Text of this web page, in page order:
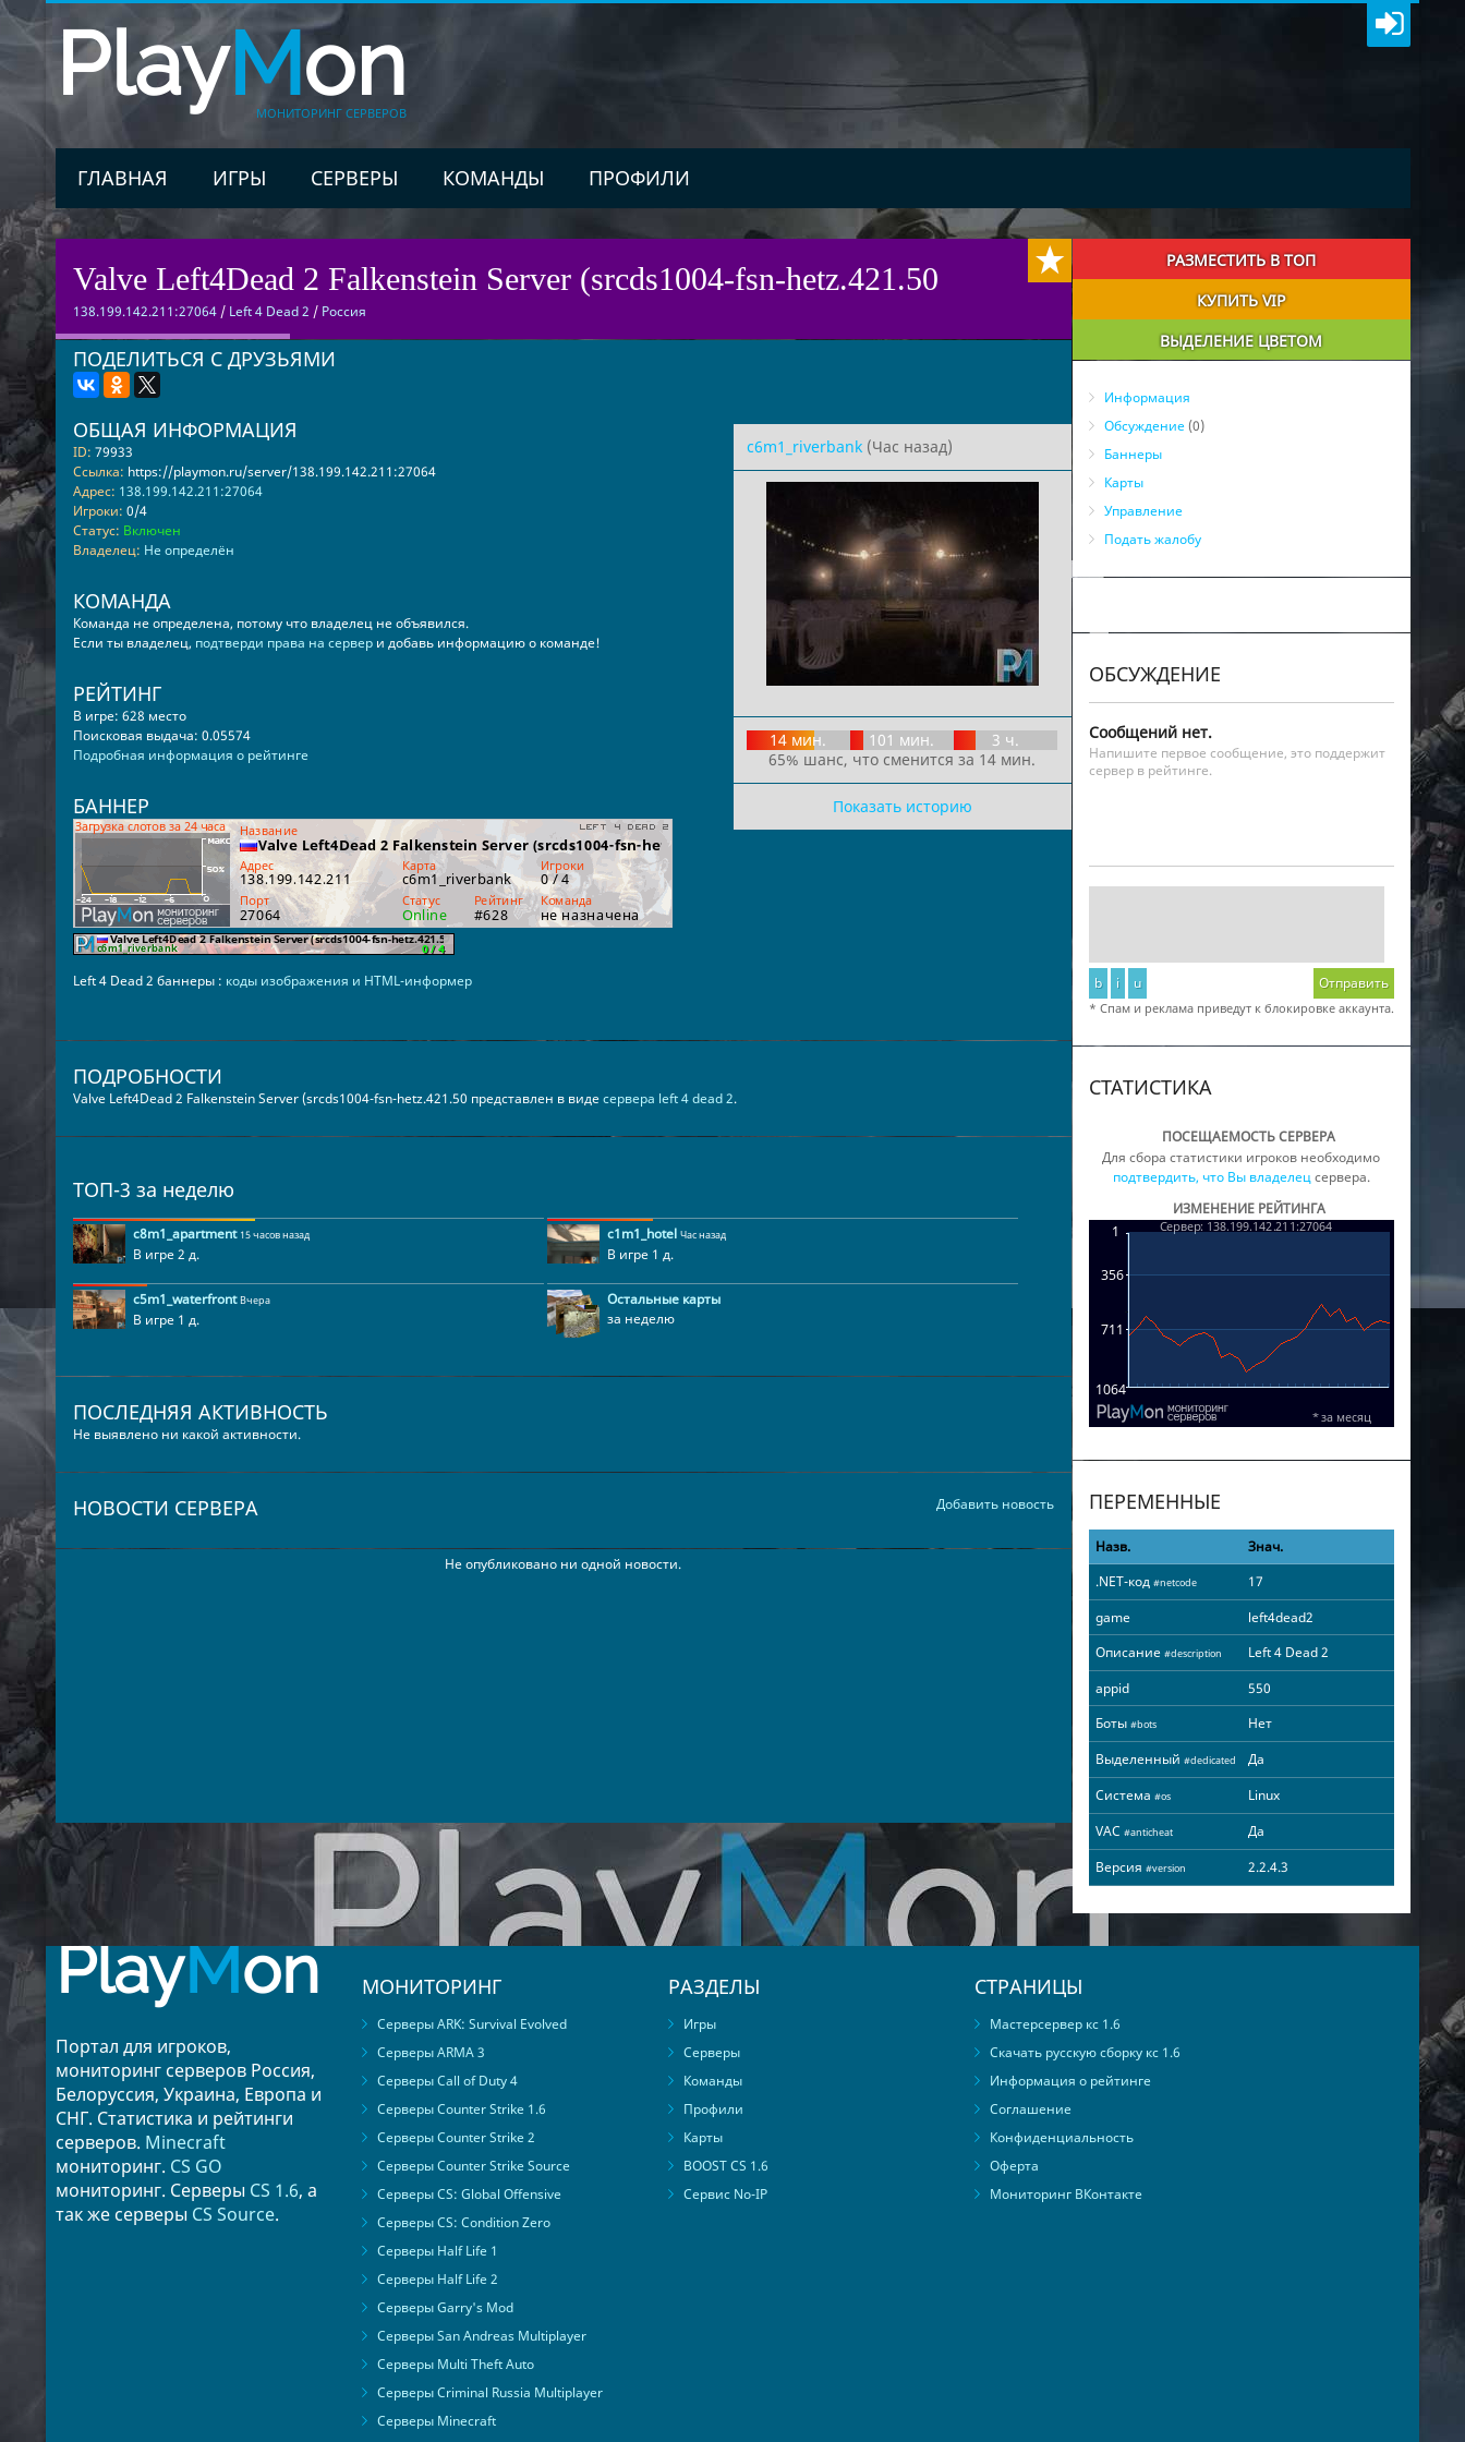
PlayMon
МОНИТОРИНГ СЕРВЕРОВ
ГЛАВНАЯ ИГРЫ СЕРВЕРЫ КОМАНДЫ ПРОФИЛИ
Valve Left4Dead 2 Falkenstein Server (srcds1004-fsn-hetz.421.50
138.199.142.211:27064/ Left 4 Dead 2 / Россия
ПОДЕЛИТЬСЯ С ДРУЗЬЯМИ
c6m1_riverbank(Час назад)
14 мин. 101 мин.
3 ч.
65% шанс, что сменится за 14 мин.
Показать историю
ОБЩАЯ ИНФОРМАЦИЯ
ID: 79933
Ссылка: https://playmon.ru/server/138.199.142.211:27064
Адрес: 138.199.142.211:27064
Игроки: 0/4
Статус: Включен
Владелец: Не определён
КОМАНДА
Команда не определена, потому что владелец не объявился.
Если ты владелец, подтверди права на сервери добавь информацию о команде!
РЕЙТИНГ
В игре: 628 место
Поисковая выдача: 0.05574
Подробная информация о рейтинге
БАННЕР
Left 4 Dead 2 баннеры : коды изображения и HTML-информер
ПОДРОБНОСТИ
Valve Left4Dead 2 Falkenstein Server (srcds1004-fsn-hetz.421.50 представлен в видесервера left 4 dead 2.
ТОП-3 за неделю
c8m1_apartment 15 часов назад
В игре 2 д.
c1m1_hotel Час назад
В игре 1 д.
c5m1_waterfront Вчера
В игре 1 д.
Остальные карты
за неделю
ПОСЛЕДНЯЯ АКТИВНОСТЬ
Не выявлено ни какой активности.
Добавить новость
НОВОСТИ СЕРВЕРА
Не опубликовано ни одной новости.
РАЗМЕСТИТЬ В ТОП
КУПИТЬ VIP
ВЫДЕЛЕНИЕ ЦВЕТОМ
Информация
Обсуждение(0)
Баннеры
Карты
Управление
Подать жалобу
ОБСУЖДЕНИЕ
Сообщений нет.
Напишите первое сообщение, это поддержит
сервер в рейтинге.
b i u Отправить
* Спам и реклама приведут к блокировке аккаунта.
СТАТИСТИКА
ПОСЕЩАЕМОСТЬ СЕРВЕРА
Для сбора статистики игроков необходимо
подтвердить, что Вы владелецсервера.
ИЗМЕНЕНИЕ РЕЙТИНГА
ПЕРЕМЕННЫЕ
Назв.
Знач.
.NET-код #netcode
17
game
left4dead2
Описание #description
Left 4 Dead 2
appid
550
Боты #bots
Нет
Выделенный #dedicated
Да
Система #os
Linux
VAC #anticheat
Да
Версия #version 2.2.4.3
PlayMon
Портал для игроков,
мониторинг серверов Россия,
Белоруссия, Украина, Европа и
СНГ. Статистика и рейтинги
серверов. Minecraft
мониторинг. CS GO
мониторинг. Серверы CS 1.6, а
так же серверы CS Source.
МОНИТОРИНГ
Серверы ARK: Survival Evolved
Серверы ARMA 3
Серверы Call of Duty 4
Серверы Counter Strike 1.6
Серверы Counter Strike 2
Серверы Counter Strike Source
Серверы CS: Global Offensive
Серверы CS: Condition Zero
Серверы Half Life 1
Серверы Half Life 2
Серверы Garry's Mod
Серверы San Andreas Multiplayer
Серверы Multi Theft Auto
Серверы Criminal Russia Multiplayer
Серверы Minecraft
РАЗДЕЛЫ
Игры
Серверы
Команды
Профили
Карты
BOOST CS 1.6
Сервис No-IP
СТРАНИЦЫ
Мастерсервер кс 1.6
Скачать русскую сборку кс 1.6
Информация о рейтинге
Соглашение
Конфиденциальность
Оферта
Мониторинг ВКонтакте